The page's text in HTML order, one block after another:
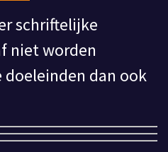
schriftelijke
niet worden
dan ook